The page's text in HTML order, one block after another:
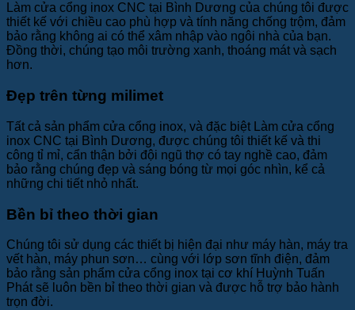
Làm cửa cổng inox CNC tại Bình Dương của chúng tôi được
thiết kế với chiều cao phù hợp và tính năng chống trộm, đảm
bảo rằng không ai có thể xâm nhập vào ngôi nhà của bạn.
Đồng thời, chúng tạo môi trường xanh, thoáng mát và sạch
hơn.
Đẹp trên từng milimet
Tất cả sản phẩm cửa cổng inox, và đặc biệt Làm cửa cổng
inox CNC tại Bình Dương, được chúng tôi thiết kế và thi
công tỉ mỉ, cẩn thận bởi đội ngũ thợ có tay nghề cao, đảm
bảo rằng chúng đẹp và sáng bóng từ mọi góc nhìn, kể cả
những chi tiết nhỏ nhất.
Bền bỉ theo thời gian
Chúng tôi sử dụng các thiết bị hiện đại như máy hàn, máy tra
vết hàn, máy phun sơn… cùng với lớp sơn tĩnh điện, đảm
bảo rằng sản phẩm cửa cổng inox tại cơ khí Huỳnh Tuấn
Phát sẽ luôn bền bỉ theo thời gian và được hỗ trợ bảo hành
trọn đời.